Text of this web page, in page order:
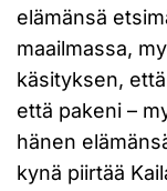
elämänsä
maailmassa,
käsityksen,
että pakeni –
hänen
kynä piirtää